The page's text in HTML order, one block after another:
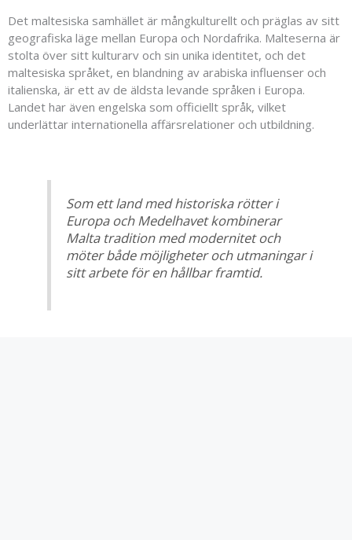
Det maltesiska samhället är mångkulturellt och präglas av sitt
geografiska läge mellan Europa och Nordafrika. Malteserna är
stolta över sitt kulturarv och sin unika identitet, och det
maltesiska språket, en blandning av arabiska influenser och
italienska, är ett av de äldsta levande språken i Europa.
Landet har även engelska som officiellt språk, vilket
underlättar internationella affärsrelationer och utbildning.
Som ett land med historiska rötter i
Europa och Medelhavet kombinerar
Malta tradition med modernitet och
möter både möjligheter och utmaningar i
sitt arbete för en hållbar framtid.